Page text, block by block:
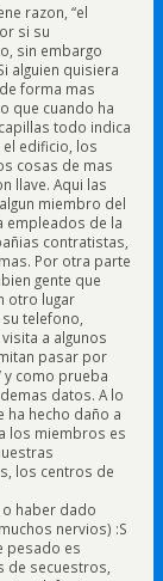
razon, “el
si su
sin embargo
alguien quisiera
forma mas
que cuando ha
todo indica
el edificio, los
cosas de mas
llave. Aqui las
miembro del
empleados de la
contratistas,
Por otra parte
gente que
otro lugar
telefono,
a algunos
pasar por
y como prueba
datos. A lo
ha hecho daño a
los miembros es
los centros de
haber dado
nervios) :S
pesado es
de secuestros,